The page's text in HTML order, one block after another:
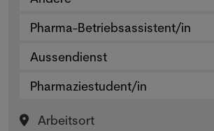
Pharma-Betriebsassistent/in
Aussendienst
Pharmaziestudent/in
Arbeitsort